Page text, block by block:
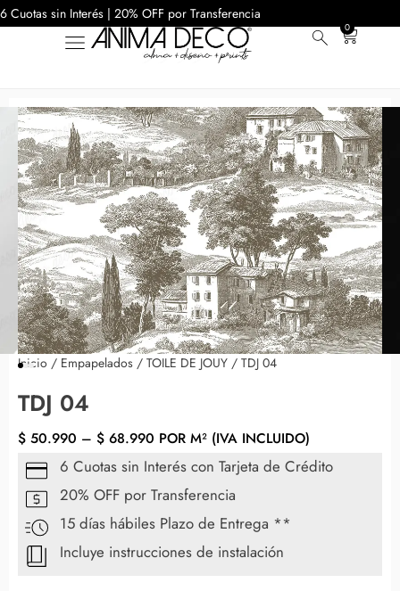
6 Cuotas sin Interés | 20% OFF por Transferencia
0
Inicio / Empapelados / TOILE DE JOUY / TDJ 04
TDJ 04
$ 50.990 – $ 68.990 POR M² (IVA INCLUIDO)
6 Cuotas sin Interés con Tarjeta de Crédito
20% OFF por Transferencia
15 días hábiles Plazo de Entrega **
Incluye instrucciones de instalación